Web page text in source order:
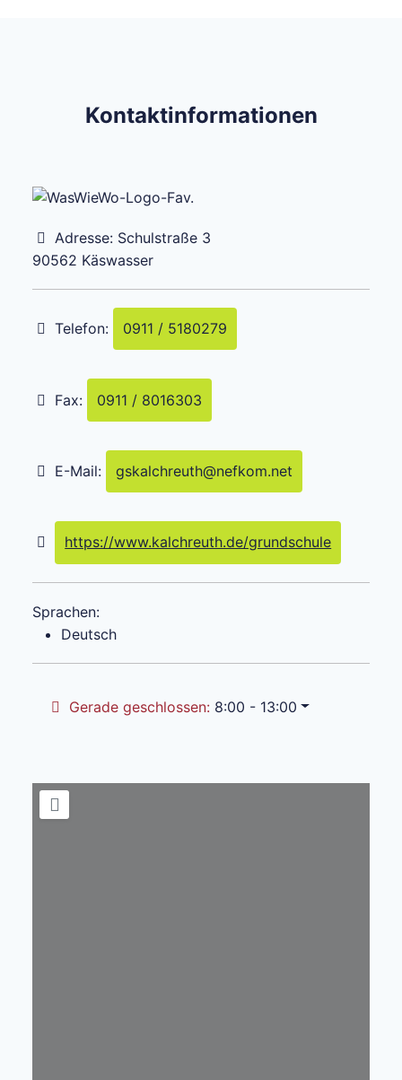
Kontaktinformationen
Adresse: Schulstraße 3
90562 Käswasser
Telefon: 0911 / 5180279
Fax: 0911 / 8016303
E-Mail: gskalchreuth@nefkom.net
https://www.kalchreuth.de/grundschule
Sprachen:
Deutsch
Gerade geschlossen: 8:00 - 13:00